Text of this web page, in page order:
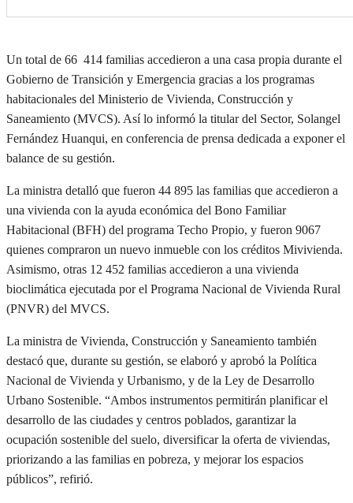
Un total de 66 414 familias accedieron a una casa propia durante el
Gobierno de Transición y Emergencia gracias a los programas
habitacionales del Ministerio de Vivienda, Construcción y
Saneamiento (MVCS). Así lo informó la titular del Sector, Solangel
Fernández Huanqui, en conferencia de prensa dedicada a exponer el
balance de su gestión.
La ministra detalló que fueron 44 895 las familias que accedieron a
una vivienda con la ayuda económica del Bono Familiar
Habitacional (BFH) del programa Techo Propio, y fueron 9067
quienes compraron un nuevo inmueble con los créditos Mivivienda.
Asimismo, otras 12 452 familias accedieron a una vivienda
bioclimática ejecutada por el Programa Nacional de Vivienda Rural
(PNVR) del MVCS.
La ministra de Vivienda, Construcción y Saneamiento también
destacó que, durante su gestión, se elaboró y aprobó la Política
Nacional de Vivienda y Urbanismo, y de la Ley de Desarrollo
Urbano Sostenible. “Ambos instrumentos permitirán planificar el
desarrollo de las ciudades y centros poblados, garantizar la
ocupación sostenible del suelo, diversificar la oferta de viviendas,
priorizando a las familias en pobreza, y mejorar los espacios
públicos”, refirió.